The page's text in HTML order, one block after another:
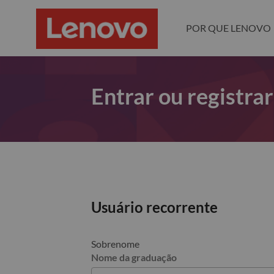
POR QUE LENOVO
Entrar ou
Usuário recorrente
Sobrenome
Nome da graduação